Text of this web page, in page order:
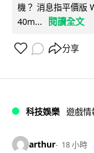
機？ 消息指平價版
40m...
閱讀全文
分享
科技娛樂 遊戲情
arthur 18 小時